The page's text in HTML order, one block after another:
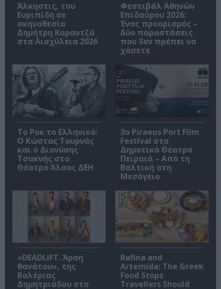
Άλκηστις, του
Ευριπίδη σε
σκηνοθεσία
Δημήτρη Καραντζά
στα Αισχύλεια 2026
Φεστιβάλ Αθηνών
Επιδαύρου 2026:
Ένας προορισμός –
δύο παραστάσεις
που δεν πρέπει να
χάσετε
Το Ροκ το Ελληνικό:
Ο Κώστας Τουρνάς
και ο Διονύσης
Τσακνής στο
Θέατρο Άλσος ΔΕΗ
3o Piraeus Port Film
Festival στο
Δημοτικό Θέατρο
Πειραιά – Από τη
Βαλτική στη
Μεσόγειο
«DEADLIFT. Άρση
θανάτου», της
Βαλέριας
Δημητριάδου στο
Rafina and
Artemida: The Greek
Food Stops
Travellers Should